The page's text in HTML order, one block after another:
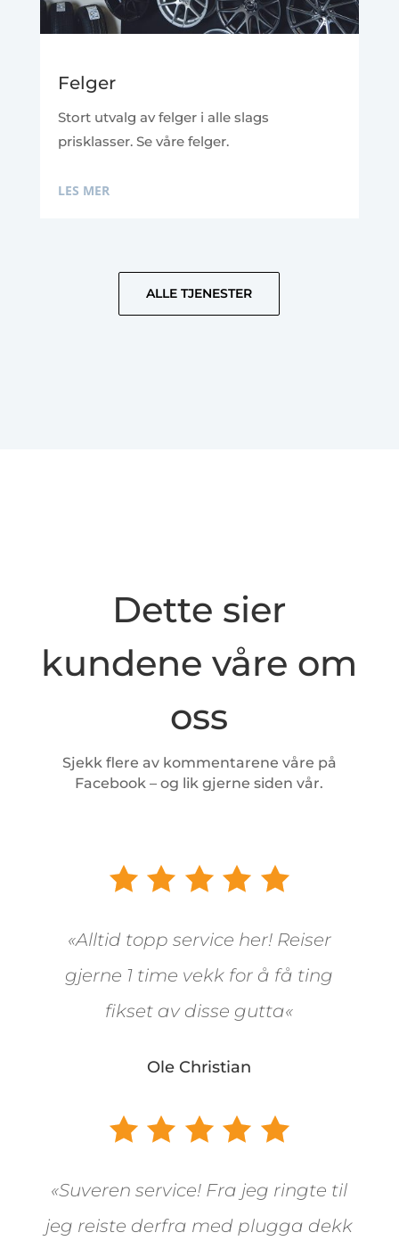
Felger
Stort utvalg av felger i alle slags
prisklasser. Se våre felger.
LES MER
ALLE TJENESTER
Dette sier
kundene våre om
oss
Sjekk flere av kommentarene våre på
Facebook – og lik gjerne siden vår.
«Alltid topp service her! Reiser
gjerne 1 time vekk for å få ting
fikset av disse gutta«
Ole Christian
«Suveren service! Fra jeg ringte til
jeg reiste derfra med plugga dekk